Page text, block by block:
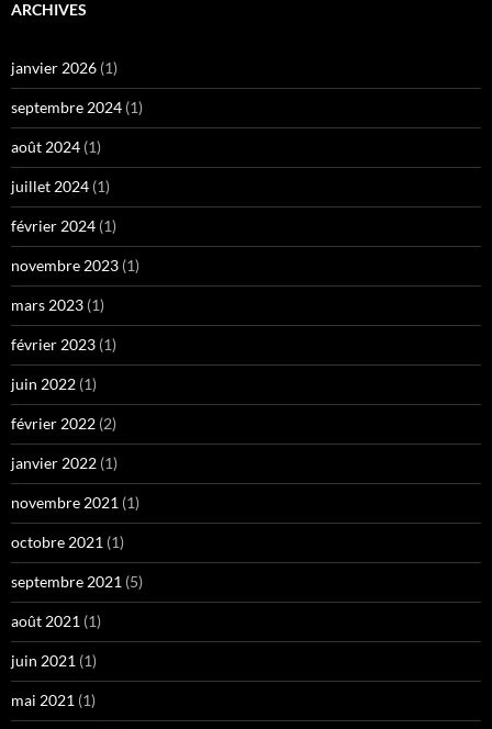
ARCHIVES
janvier 2026 (1)
septembre 2024 (1)
août 2024 (1)
juillet 2024 (1)
février 2024 (1)
novembre 2023 (1)
mars 2023 (1)
février 2023 (1)
juin 2022 (1)
février 2022 (2)
janvier 2022 (1)
novembre 2021 (1)
octobre 2021 (1)
septembre 2021 (5)
août 2021 (1)
juin 2021 (1)
mai 2021 (1)